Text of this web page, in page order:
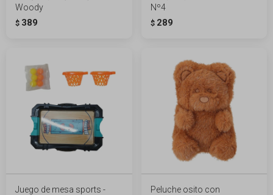
Woody
$ 389
Nº4
$ 289
Juego de mesa sports -
Peluche osito con